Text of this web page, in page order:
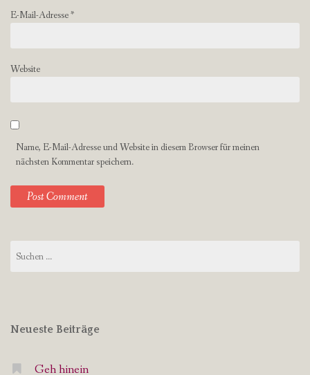
E-Mail-Adresse*
Website
Name, E-Mail-Adresse und Website in diesem Browser für meinen
nächsten Kommentar speichern.
nach:
Neueste Beiträge
Geh hinein